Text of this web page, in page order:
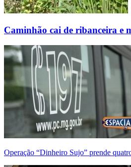
Caminhão cai de ribanceira e
Operação “Dinheiro Sujo” prende